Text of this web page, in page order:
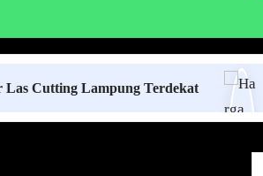
Lampung Terdekat